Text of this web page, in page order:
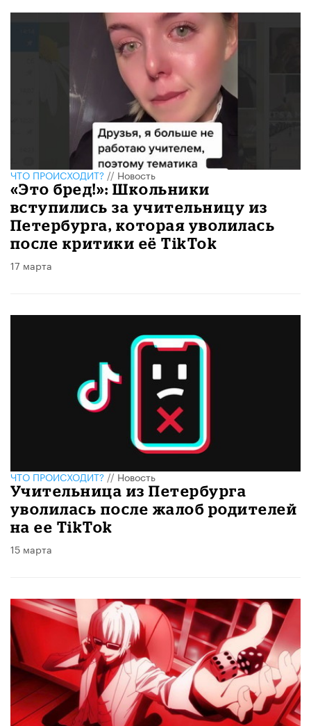
ЧТО ПРОИСХОДИТ? // Новость
«Это бред!»: Школьники
вступились за учительницу из
Петербурга, которая уволилась
после критики её TikTok
17 марта
ЧТО ПРОИСХОДИТ?//Новость
Учительница из Петербурга
уволилась после жалоб родителей
на ее TikTok
15 марта